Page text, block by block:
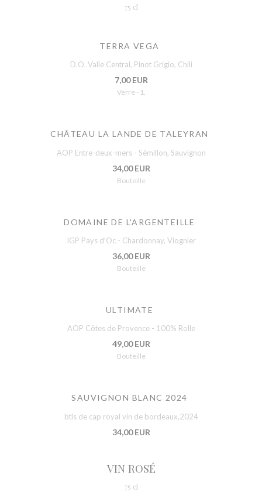
75 cl
TERRA VEGA
D.O. Valle Central, Pinot Grigio, Chili
7,00 EUR
Verre - 1.
CHÂTEAU LA LANDE DE TALEYRAN
AOP Entre-deux-mers - Sémillon, Sauvignon
34,00 EUR
Bouteille
DOMAINE DE L'ARGENTEILLE
IGP Pays d'Oc - Chardonnay, Viognier
36,00 EUR
Bouteille
ULTIMATE
AOP Côtes de Provence - 100% Rolle
49,00 EUR
Bouteille
SAUVIGNON BLANC 2024
btls de cap royal vin de bordeaux,2024
34,00 EUR
VIN ROSÉ
75 cl